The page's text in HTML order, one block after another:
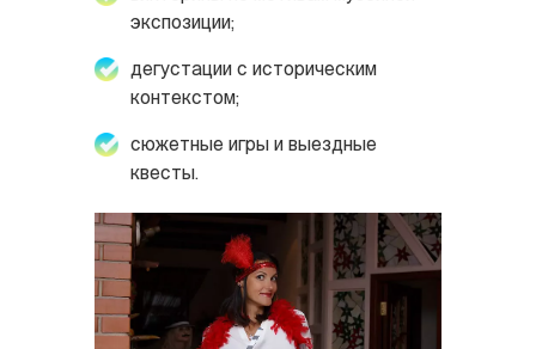
экспозиции;
дегустации с историческим
контекстом;
сюжетные игры и выездные
квесты.